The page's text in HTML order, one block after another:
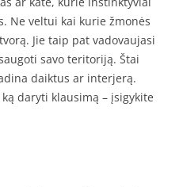
Ne veltui kai kurie žmonės
Jie taip pat vadovaujasi
savo teritoriją. Štai
daiktus ar interjerą.
daryti klausimą – įsigykite